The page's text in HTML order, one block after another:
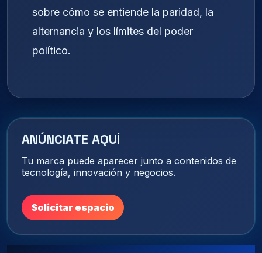
sobre cómo se entiende la paridad, la
alternancia y los límites del poder
político.
ANÚNCIATE AQUÍ
Tu marca puede aparecer junto a contenidos de
tecnología, innovación y negocios.
Solicitar espacio